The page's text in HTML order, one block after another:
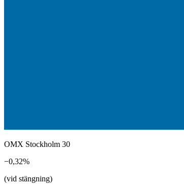
OMX Stockholm 30
−0,32%
(vid stängning)